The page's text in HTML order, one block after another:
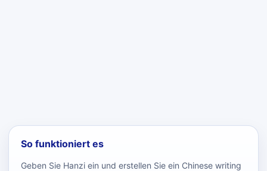
So funktioniert es
Geben Sie Hanzi ein und erstellen Sie ein Chinese writing